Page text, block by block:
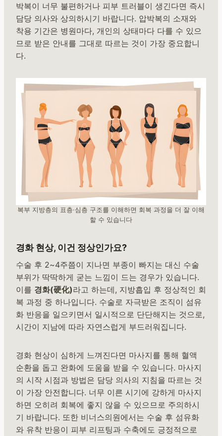
박복이 너무 불편하거나 피부 트러블이 생긴다면 즉시
담당 의사와 상의하시기 바랍니다. 압박복의 소재와
착용 기간은 병원마다, 개인의 상태마다 다를 수 있으
므로 받은 안내를 그대로 따르는 것이 가장 중요합니
다.
복부 지방층의 표층·심층 구조를 이해하면 회복 과정을 더 잘 이해
할 수 있습니다
경화 현상, 이건 정상인가요?
수술 후 2~4주쯤이 지나면 부종이 빠지는 대신 수술
부위가 딱딱하게 굳는 느낌이 드는 경우가 있습니다.
이를 경화(硬化)라고 하는데, 지방흡입 후 정상적인 회
복 과정 중 하나입니다. 수술로 자극받은 조직이 섬유
화 반응을 일으키면서 일시적으로 단단해지는 것으로,
시간이 지남에 따라 자연스럽게 부드러워집니다.
경화 현상이 심하게 느껴진다면 마사지를 통해 혈액
순환을 돕고 완화에 도움을 받을 수 있습니다. 마사지
의 시작 시점과 방법은 담당 의사의 지침을 따르는 것
이 가장 안전합니다. 너무 이른 시기에 강하게 마사지
하면 오히려 회복에 좋지 않을 수 있으므로 주의하시
기 바랍니다. 또한 비너스의원에서는 수술 후 섬유화
와 유착 반응이 피부 리프팅과 수축에도 긍정적으로